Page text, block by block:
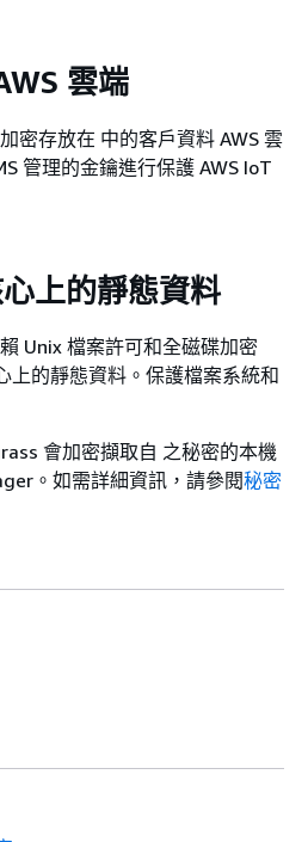
雲端
密存放在 中的客戶資料 AWS 雲
管理的金鑰進行保護 AWS IoT
上的靜態資料
Unix 檔案許可和全磁碟加密
上的靜態資料。保護檔案系統和
會加密擷取自 之秘密的本機
。如需詳細資訊，請參閱秘密